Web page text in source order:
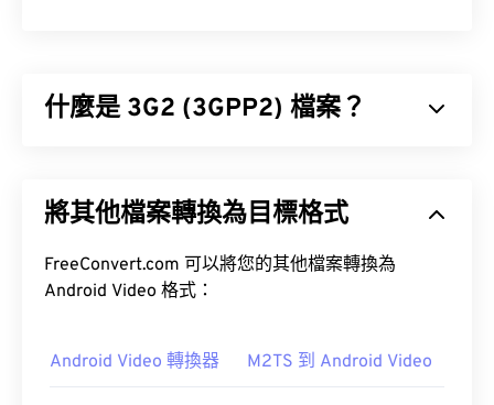
什麼是 3G2 (3GPP2) 檔案？
CDMA 是一種行動通訊技術，3G2 格式允許 CDMA
傳輸和播放媒體。
如何開啟 3G2 檔案？
將其他檔案轉換為目標格式
FreeConvert.com 可以將您的其他檔案轉換為
Android Video 格式：
Android Video 轉換器 M2TS 到 Android Video